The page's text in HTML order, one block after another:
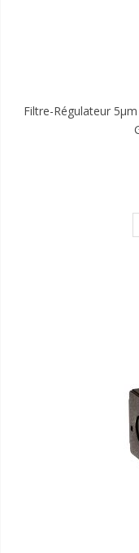
Filtre-Régulateur